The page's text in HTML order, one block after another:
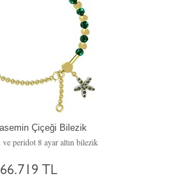
Çiçeği Bilezik
peridot 8 ayar altın bilezik
66.719 TL